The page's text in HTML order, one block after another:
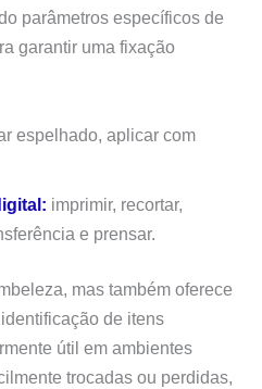
parâmetros específicos de
garantir uma fixação
espelhado, aplicar com
imprimir, recortar,
e prensar.
mas também oferece
de itens
útil em ambientes
trocadas ou perdidas,